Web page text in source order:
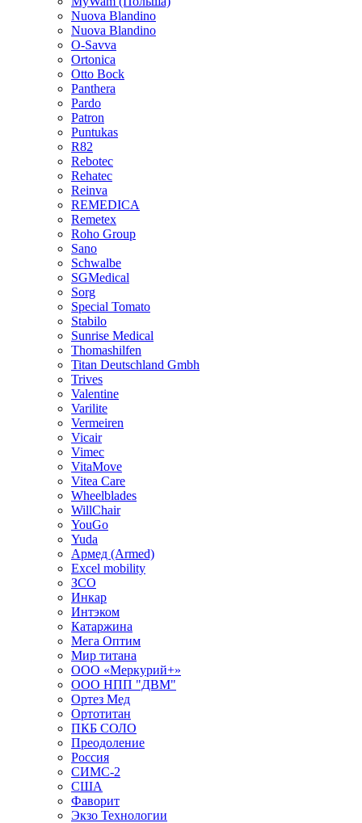
Nuova Blandino
Nuova Blandino
O-Savva
Ortonica
Otto Bock
Panthera
Pardo
Patron
Puntukas
R82
Rebotec
Rehatec
Reinva
REMEDICA
Remetex
Roho Group
Sano
Schwalbe
SGMedical
Sorg
Special Tomato
Stabilo
Sunrise Medical
Thomashilfen
Titan Deutschland Gmbh
Trives
Valentine
Varilite
Vermeiren
Vicair
Vimec
VitaMove
Vitea Care
Wheelblades
WillChair
YouGo
Yuda
Армед (Armed)
Еxcel mobility
ЗСО
Инкар
Интэком
Катаржина
Мега Оптим
Мир титана
ООО «Меркурий+»
ООО НПП "ДВМ"
Ортез Мед
Ортотитан
ПКБ СОЛО
Преодоление
Россия
СИМС-2
США
Фаворит
Экзо Технологии